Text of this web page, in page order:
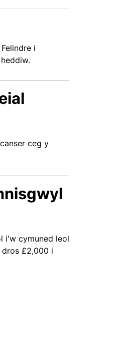
i
ceg y
i'w cymuned leol
£2,000 i